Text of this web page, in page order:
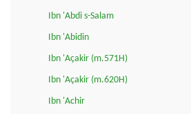
Ibn 'Abdi s-Salam
Ibn 'Abidin
Ibn 'Açakir (m.571H)
Ibn 'Açakir (m.620H)
Ibn 'Achir